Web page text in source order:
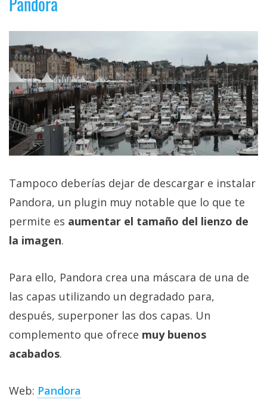
Tampoco deberías dejar de descargar e instalar
Pandora, un plugin muy notable que lo que te
permite es aumentar el tamaño del lienzo de
la imagen.
Para ello, Pandora crea una máscara de una de
las capas utilizando un degradado para,
después, superponer las dos capas. Un
complemento que ofrece muy buenos
acabados.
Web: Pandora